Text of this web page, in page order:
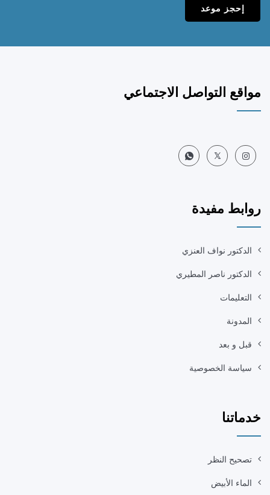
إحجز موعد
مواقع التواصل الاجتماعي
روابط مفيدة
الدكتور نواف العنزي
الدكتور ناصر المطيري
التعليمات
المدونة
قبل و بعد
سياسة الخصوصية
خدماتنا
تصحيح النظر
الماء الأبيض